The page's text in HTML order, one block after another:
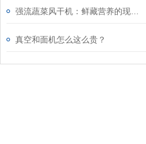
真空和面机怎么这么贵？